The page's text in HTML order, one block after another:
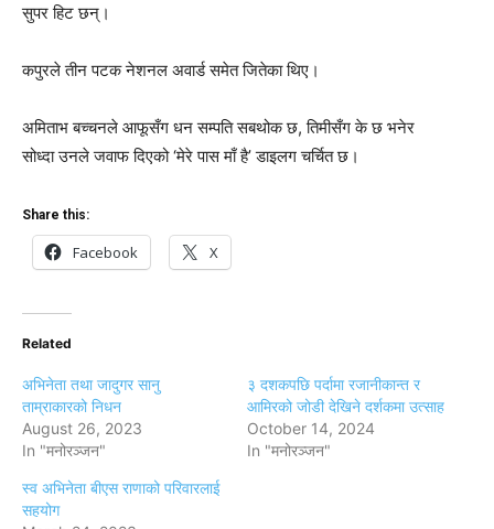
सुपर हिट छन्।
कपुरले तीन पटक नेशनल अवार्ड समेत जितेका थिए।
अमिताभ बच्चनले आफूसँग धन सम्पति सबथोक छ, तिमीसँग के छ भनेर
सोध्दा उनले जवाफ दिएको ‘मेरे पास माँ है’ डाइलग चर्चित छ।
Share this:
Facebook X
Related
अभिनेता तथा जादुगर सानु
ताम्राकारको निधन
August 26, 2023
In "मनोरञ्जन"
३ दशकपछि पर्दामा रजानीकान्त र
आमिरको जोडी देखिने दर्शकमा उत्साह
October 14, 2024
In "मनोरञ्जन"
स्व अभिनेता बीएस राणाको परिवारलाई
सहयोग